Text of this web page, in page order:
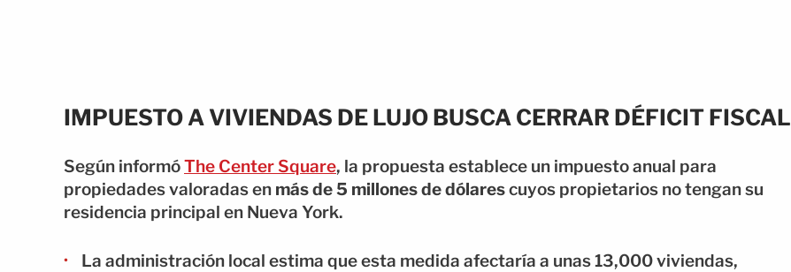
IMPUESTO A VIVIENDAS DE LUJO BUSCA CERRAR DÉFICIT FISCAL
Según informóThe Center Square, la propuesta establece un impuesto anual para
propiedades valoradas en más de 5 millones de dólarescuyos propietarios no tengan su
residencia principal en Nueva York.
La administración local estima que esta medida afectaría a unas 13,000 viviendas,